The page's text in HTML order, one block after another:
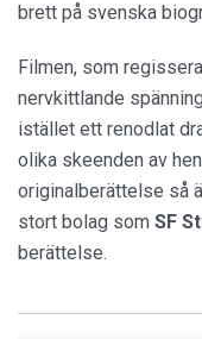
brett på svenska
Filmen, som
nervkittlande
istället ett renodlat
olika skeenden av
originalberättelse så
stort bolag som SF
berättelse.